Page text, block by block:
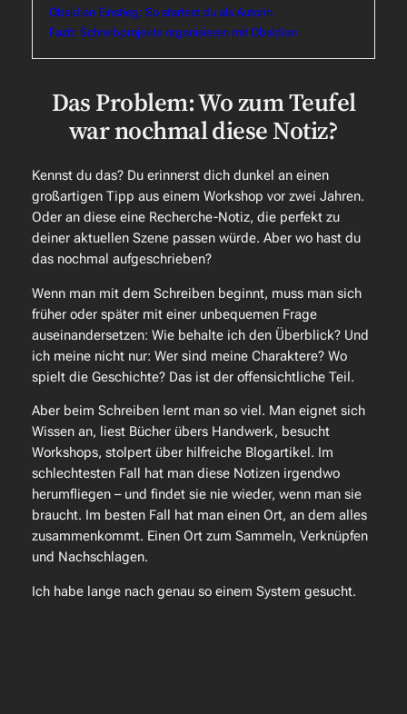
Obsidian Einstieg: So startest du als Autorin
Fazit: Schreibprojekte organisieren mit Obsidian
Das Problem: Wo zum Teufel
war nochmal diese Notiz?
Kennst du das? Du erinnerst dich dunkel an einen
großartigen Tipp aus einem Workshop vor zwei Jahren.
Oder an diese eine Recherche-Notiz, die perfekt zu
deiner aktuellen Szene passen würde. Aber wo hast du
das nochmal aufgeschrieben?
Wenn man mit dem Schreiben beginnt, muss man sich
früher oder später mit einer unbequemen Frage
auseinandersetzen: Wie behalte ich den Überblick? Und
ich meine nicht nur: Wer sind meine Charaktere? Wo
spielt die Geschichte? Das ist der offensichtliche Teil.
Aber beim Schreiben lernt man so viel. Man eignet sich
Wissen an, liest Bücher übers Handwerk, besucht
Workshops, stolpert über hilfreiche Blogartikel. Im
schlechtesten Fall hat man diese Notizen irgendwo
herumfliegen – und findet sie nie wieder, wenn man sie
braucht. Im besten Fall hat man einen Ort, an dem alles
zusammenkommt. Einen Ort zum Sammeln, Verknüpfen
und Nachschlagen.
Ich habe lange nach genau so einem System gesucht.